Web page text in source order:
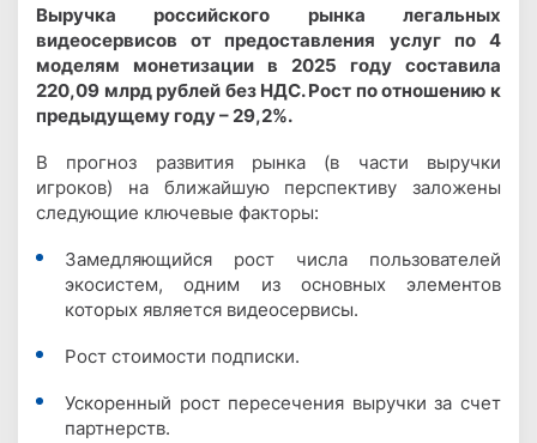
Выручка российского рынка легальных
видеосервисов от предоставления услуг по 4
моделям монетизации в 2025 году составила
220,09 млрд рублей без НДС. Рост по отношению к
предыдущему году – 29,2%.
В прогноз развития рынка (в части выручки
игроков) на ближайшую перспективу заложены
следующие ключевые факторы:
Замедляющийся рост числа пользователей
экосистем, одним из основных элементов
которых является видеосервисы.
Рост стоимости подписки.
Ускоренный рост пересечения выручки за счет
партнерств.